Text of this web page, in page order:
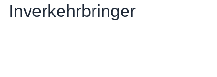
Inverkehrbringer